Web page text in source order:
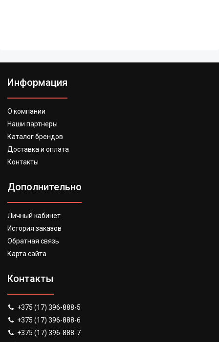
Информация
О компании
Наши партнеры
Каталог брендов
Доставка и оплата
Контакты
Дополнительно
Личный кабинет
История заказов
Обратная связь
Карта сайта
Контакты
+375 (17) 396-888-5
+375 (17) 396-888-6
+375 (17) 396-888-7